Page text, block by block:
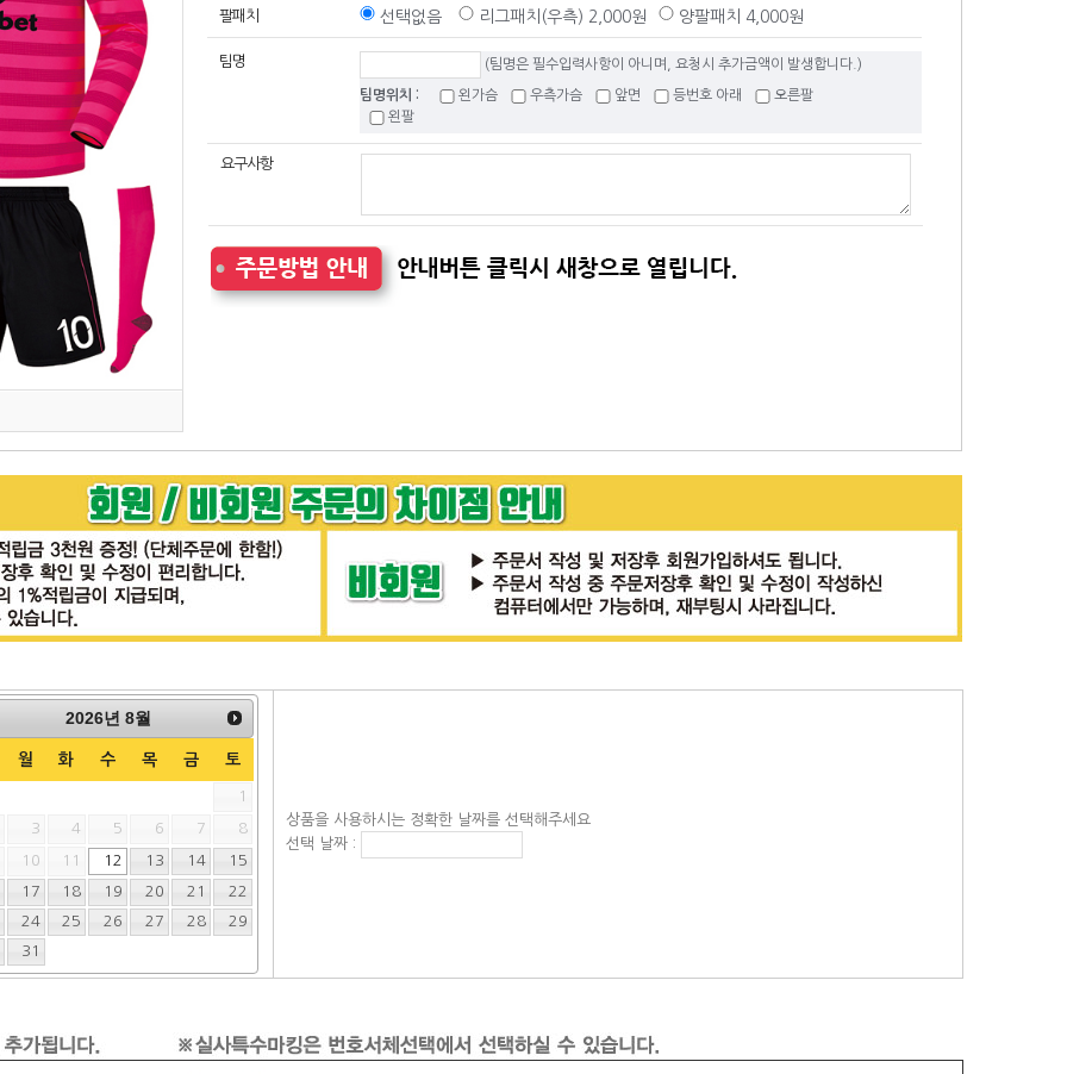
팔패치 선택없음 리그패치(우측) 2,000원 양팔패치 4,000원
팀명 (팀명은 필수입력사항이 아니며, 요청시 추가금액이 발생합니다.)
팀명위치 : 왼가슴 우측가슴 앞면 등번호 아래
오른팔
왼팔
요구사항
2026년8월
월 화 수 목 금 토
1
3 4 5 6 7 8
10 11 12 13 14
15
17 18 19 20 21
22
24 25 26 27 28
29
31
상품을 사용하시는 정확한 날짜를 선택해주세요
선택 날짜 :